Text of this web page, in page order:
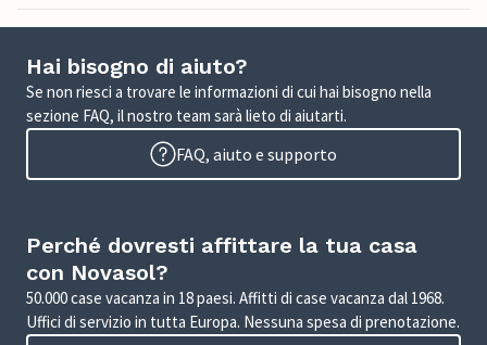
Hai bisogno di aiuto?
Se non riesci a trovare le informazioni di cui hai bisogno nella
sezione FAQ, il nostro team sarà lieto di aiutarti.
FAQ, aiuto e supporto
Perché dovresti affittare la tua casa
con Novasol?
50.000 case vacanza in 18 paesi. Affitti di case vacanza dal 1968.
Uffici di servizio in tutta Europa. Nessuna spesa di prenotazione.